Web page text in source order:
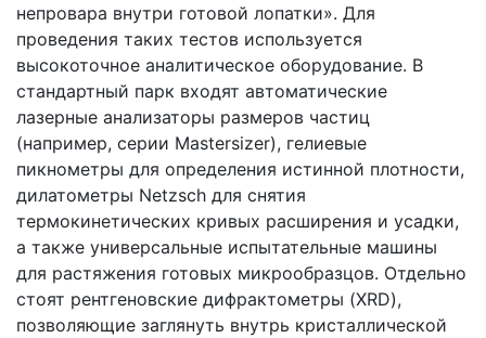
непровара внутри готовой лопатки». Для
проведения таких тестов используется
высокоточное аналитическое оборудование. В
стандартный парк входят автоматические
лазерные анализаторы размеров частиц
(например, серии Mastersizer), гелиевые
пикнометры для определения истинной плотности,
дилатометры Netzsch для снятия
термокинетических кривых расширения и усадки,
а также универсальные испытательные машины
для растяжения готовых микрообразцов. Отдельно
стоят рентгеновские дифрактометры (XRD),
позволяющие заглянуть внутрь кристаллической